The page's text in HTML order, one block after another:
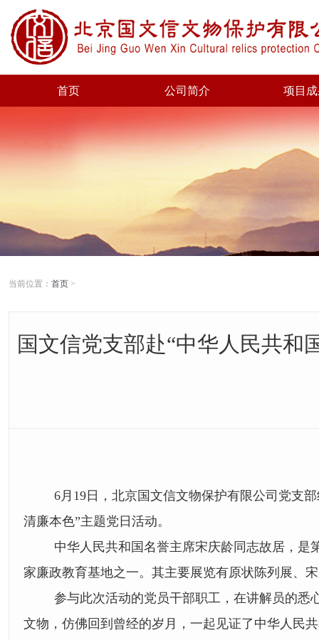
首页 公司简介 项目
当前位置： 首页 >
国文信党支部赴“中华人民共和
6月 19日，北京国文信文物保护有限公司党支
清廉本色”主题党日活动。
中华人民共和国名誉主席宋庆龄同志故居，
家廉政教育基地之一。其主要展览有原状陈列展、
参与此次活动的党员干部职工，在讲解员的悉
文物，仿佛回到曾经的岁月，一起见证了中华人民